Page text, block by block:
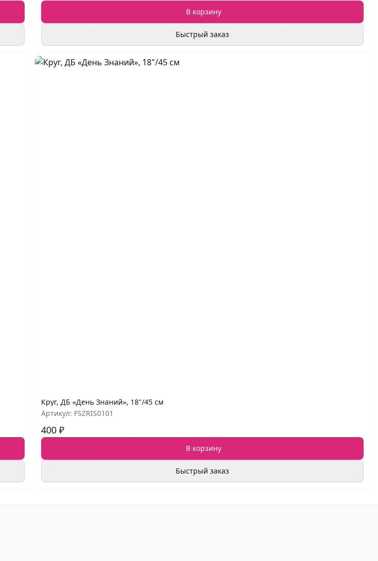
В корзину
Быстрый заказ
Круг, ДБ «День Знаний», 18"/45 см
Артикул: FSZRIS0101
400 ₽
В корзину
Быстрый заказ